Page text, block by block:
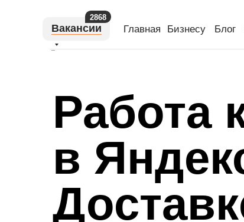
Блог
Главная Бизнесу
Вакансии
2868
Работа
в